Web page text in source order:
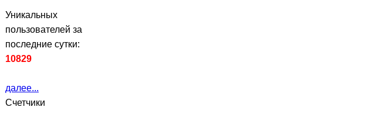
Уникальных
пользователей за
последние сутки:
10829
далее...
Счетчики